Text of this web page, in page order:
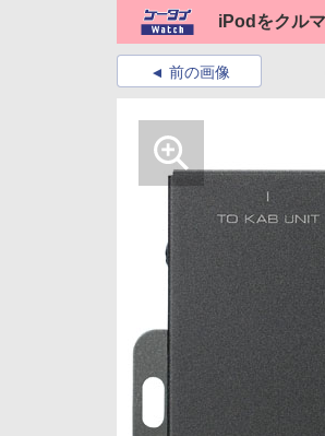
iPodをクル
前の画像